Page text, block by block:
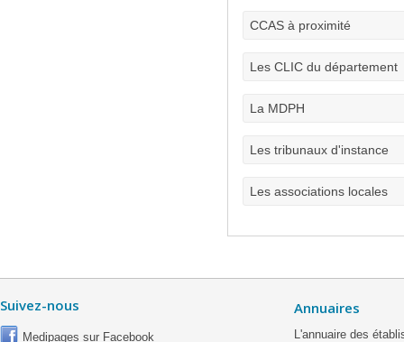
CCAS à proximité
Les CLIC du département
La MDPH
Les tribunaux d'instance
Les associations locales
Suivez-nous
Medipages sur Facebook
Annuaires
L'annuaire des